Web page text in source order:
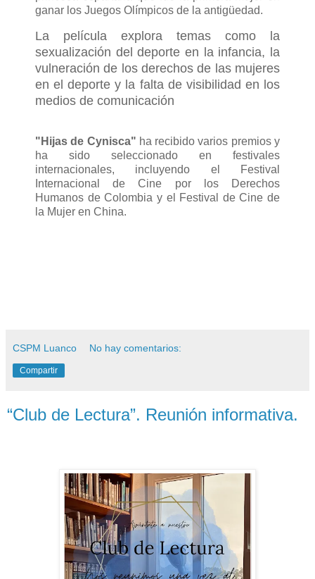
ganar los Juegos Olímpicos de la antigüedad.
La película explora temas como la
sexualización del deporte en la infancia, la
vulneración de los derechos de las mujeres
en el deporte y la falta de visibilidad en los
medios de comunicación
"Hijas de Cynisca" ha recibido varios premios y
ha sido seleccionado en festivales
internacionales, incluyendo el Festival
Internacional de Cine por los Derechos
Humanos de Colombia y el Festival de Cine de
la Mujer en China.
CSPM Luanco No hay comentarios:
Compartir
“Club de Lectura”. Reunión informativa.